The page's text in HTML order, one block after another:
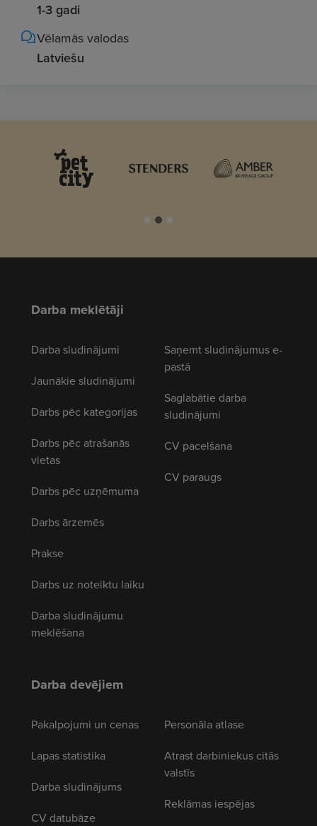
1-3 gadi
Vēlamās valodas
Latviešu
Darba meklētāji
Darba sludinājumi
Jaunākie sludinājumi
Darbs pēc kategorijas
Darbs pēc atrašanās
vietas
Darbs pēc uzņēmuma
Darbs ārzemēs
Prakse
Darbs uz noteiktu laiku
Darba sludinājumu
meklēšana
Saņemt sludinājumus e-
pastā
Saglabātie darba
sludinājumi
CV pacelšana
CV paraugs
Darba devējiem
Pakalpojumi un cenas
Lapas statistika
Darba sludinājums
CV datubāze
Personāla atlase
Atrast darbiniekus citās
valstīs
Reklāmas iespējas